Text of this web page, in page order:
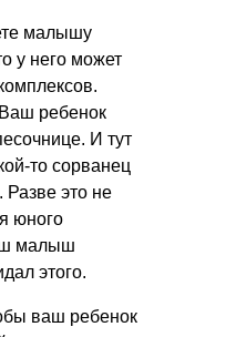
малышу
у него может
ребенок
И тут
то сорванец
Разве это не
юного
малыш
этого.
ваш ребенок